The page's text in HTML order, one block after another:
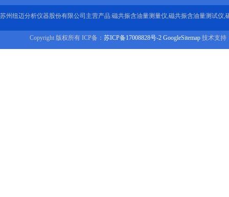
苏州纽迈分析仪器股份有限公司主营产品:磁共振含油量测量仪,磁共振含油量测试仪,
Copyright 版权所有 ICP备： 苏ICP备17008828号-2 GoogleSitemap 技术支持